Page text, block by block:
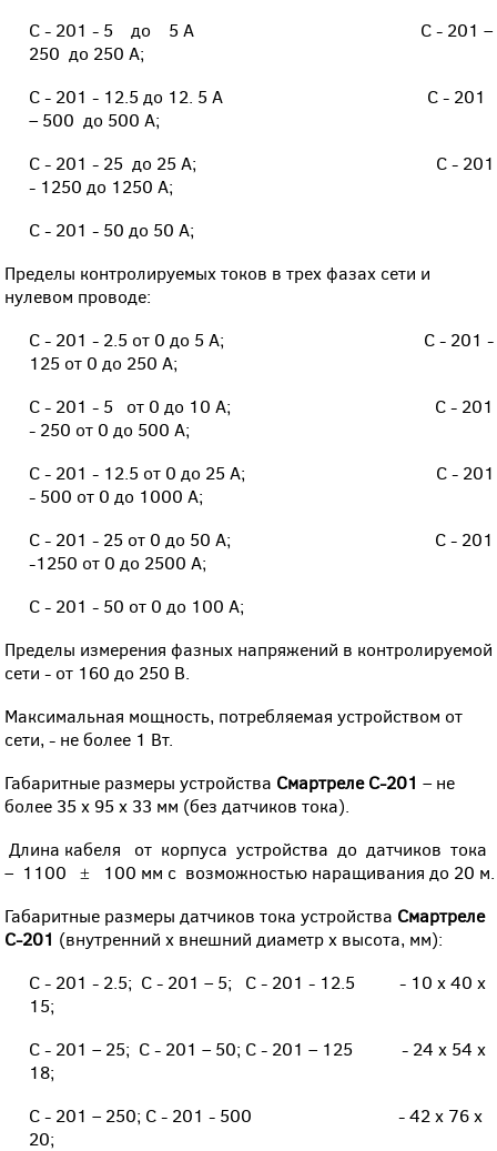
С - 201 - 5 до 5 А С - 201 –
250 до 250 А;
С - 201 - 12.5 до 12. 5 А С - 201
– 500 до 500 А;
С - 201 - 25 до 25 А; С - 201
- 1250 до 1250 А;
С - 201 - 50 до 50 А;
Пределы контролируемых токов в трех фазах сети и
нулевом проводе:
С - 201 - 2.5 от 0 до 5 А; С - 201 -
125 от 0 до 250 А;
С - 201 - 5 от 0 до 10 А; С - 201
- 250 от 0 до 500 А;
С - 201 - 12.5 от 0 до 25 А; С - 201
- 500 от 0 до 1000 А;
С - 201 - 25 от 0 до 50 А; С - 201
-1250 от 0 до 2500 А;
С - 201 - 50 от 0 до 100 А;
Пределы измерения фазных напряжений в контролируемой
сети - от 160 до 250 В.
Максимальная мощность, потребляемая устройством от
сети, - не более 1 Вт.
Габаритные размеры устройства Смартреле С-201– не
более 35 х 95 х 33 мм (без датчиков тока).
Длина кабеля от корпуса устройства до датчиков тока
– 1100 ± 100 мм с возможностью наращивания до 20 м.
Габаритные размеры датчиков тока устройства Смартреле
С-201 (внутренний x внешний диаметр x высота, мм):
С - 201 - 2.5; С - 201 – 5; С - 201 - 12.5 - 10 x 40 x
15;
С - 201 – 25; С - 201 – 50; С - 201 – 125 - 24 x 54 x
18;
С - 201 – 250; С - 201 - 500 - 42 x 76 x
20;